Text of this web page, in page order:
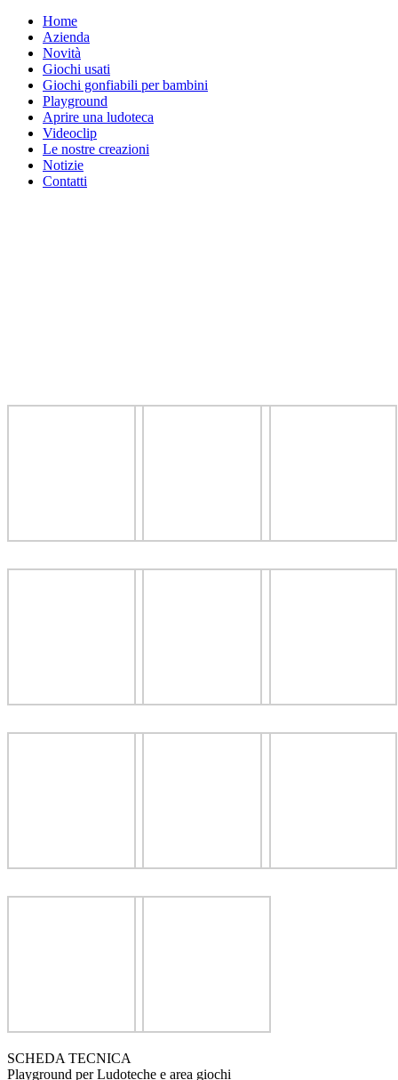
Home
Azienda
Novità
Giochi usati
Giochi gonfiabili per bambini
Playground
Aprire una ludoteca
Videoclip
Le nostre creazioni
Notizie
Contatti
SCHEDA TECNICA
Playground per Ludoteche e area giochi